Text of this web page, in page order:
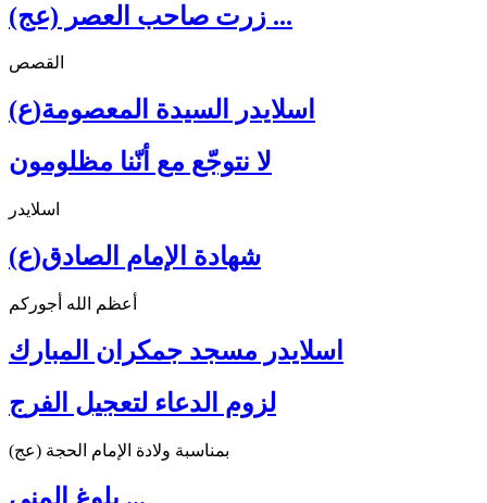
زرت صاحب العصر (عج) ...
القصص
اسلايدر السيدة المعصومة(ع)
لا نتوجّع مع أنّنا مظلومون
اسلايدر
شهادة الإمام الصادق(ع)
أعظم الله أجوركم
اسلايدر مسجد جمكران المبارك
لزوم الدعاء لتعجيل الفرج
بمناسبة ولادة الإمام الحجة (عج)
بلوغ المنى ...